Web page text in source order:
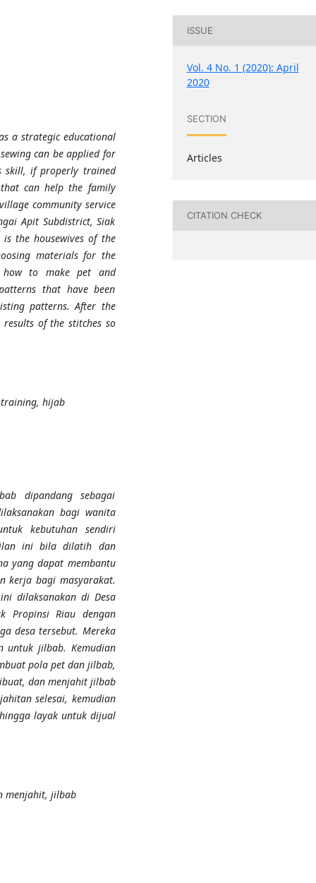
a strategic educational
can be applied for
skill, if properly trained
can help the family
community service
Apit Subdistrict, Siak
isthe housewives of the
materials for the
to make pet and
that have been
patterns. After the
of the stitches so
training, hijab
dipandang sebagai
bagi wanita
kebutuhan sendiri
ini bila dilatih dan
yang dapat membantu
kerja bagi masyarakat.
dilaksanakan di Desa
Propinsi Riau dengan
desa tersebut. Mereka
untuk jilbab. Kemudian
pola pet dan jilbab,
dan menjahit jilbab
selesai, kemudian
layak untuk dijual
menjahit, jilbab
ISSUE
Vol. 4 No. 1 (2020): April
2020
SECTION
Articles
CITATION CHECK